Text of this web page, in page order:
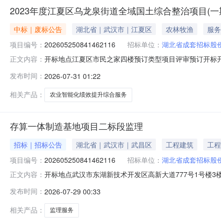
2023年度江夏区乌龙泉街道全域国土综合整治项目(
中标｜废标公告 湖北省｜武汉市｜江夏区 农林牧渔
服务
项目编号： 202605250841462116 招标单位： 湖北省成套招标股
正文内容： 开标地点江夏区市民之家四楼预订类型项目评审预订开
项目类型建设工程项目名称标段号招标编号进场项目标
发布时间： 2026-07-31 01:22
相关产品：
农业智能化绩效提升综合服务
存算一体制造基地项目二标段监理
招标｜招标公告 湖北省｜武汉市｜武昌区 工程建筑
工程
项目编号： 202605250841462116 招标单位： 湖北省成套招标股
正文内容： 开标地点武汉市东湖新技术开发区高新大道777号1号楼
术开发区公共资源交易中心开标形式不见面开标办理意
发布时间： 2026-07-29 00:33
相关产品：
监理服务